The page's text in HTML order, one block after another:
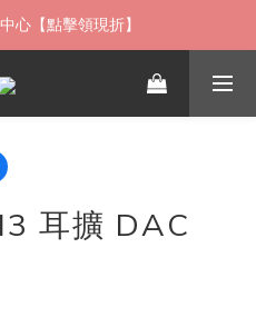
，歡迎直接與我們聯繫
，歡迎直接與我們聯繫
輕鬆【立即填表】
，歡迎直接與我們聯繫
耳擴 DAC